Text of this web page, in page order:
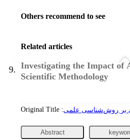
Others recommend to see
Related articles
9. Investigating the Impact of
Scientific Methodology
Original Title :بر روش‌شناسی علمی
Abstract